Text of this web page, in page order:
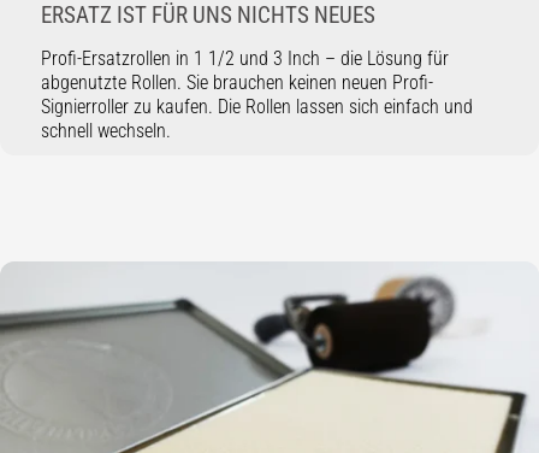
ERSATZ IST FÜR UNS NICHTS NEUES
Profi-Ersatzrollen in 1 1/2 und 3 Inch – die Lösung für
abgenutzte Rollen. Sie brauchen keinen neuen Profi-
Signierroller zu kaufen. Die Rollen lassen sich einfach und
schnell wechseln.